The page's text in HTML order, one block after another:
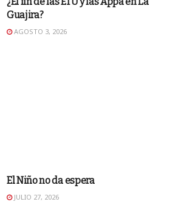
Guajira?
AGOSTO 3, 2026
El Niño no da espera
JULIO 27, 2026